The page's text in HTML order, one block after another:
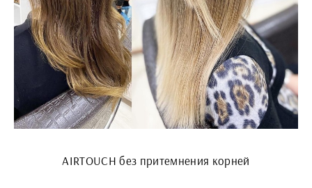
AIRTOUCH без притемнения корней